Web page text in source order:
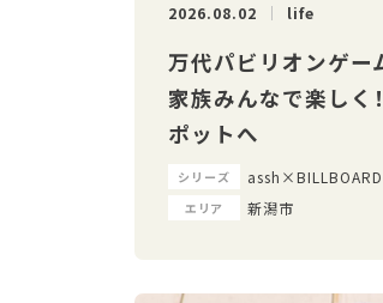
2026.08.02 life
万代パビリオンゲー
家族みんなで楽しく
ポットへ
シリーズ assh×BILLBOARD
エリア 新潟市